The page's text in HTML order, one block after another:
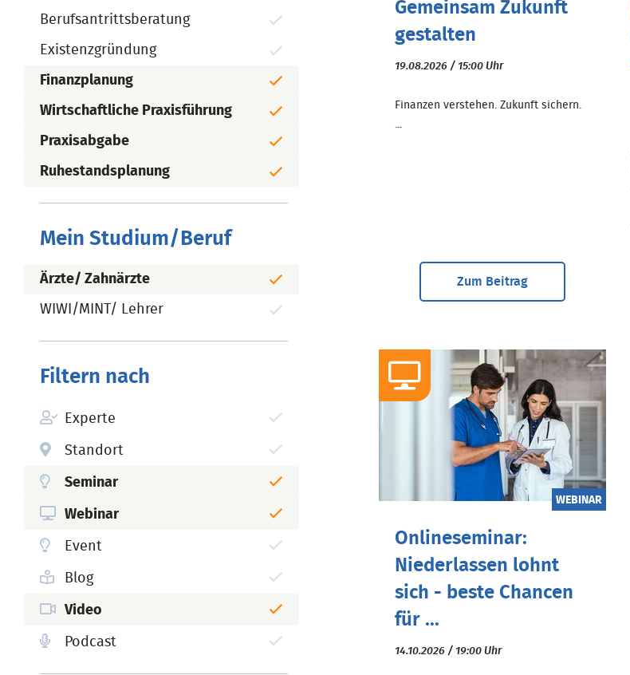
Berufsantrittsberatung
Existenzgründung
Finanzplanung
Wirtschaftliche Praxisführung
Praxisabgabe
Ruhestandsplanung
Mein Studium/Beruf
Ärzte/ Zahnärzte
WIWI/MINT/ Lehrer
Filtern nach
Experte
Standort
Seminar
Webinar
Event
Blog
Video
Podcast
Gemeinsam Zukunft
gestalten
19.08.2026 / 15:00 Uhr
Finanzen verstehen. Zukunft sichern.
...
Zum Beitrag
WEBINAR
Onlineseminar:
Niederlassen lohnt
sich - beste Chancen
für ...
14.10.2026 / 19:00 Uhr